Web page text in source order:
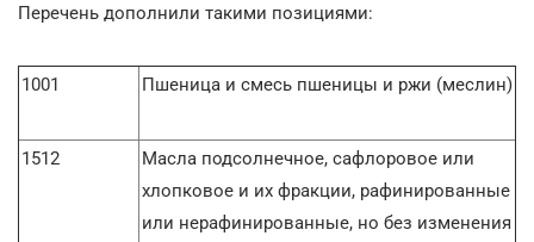
Перечень дополнили такими позициями:
1001 Пшеница и смесь пшеницы и ржи (меслин)
1512
Масла подсолнечное, сафлоровое или
хлопковое и их фракции, рафинированные
или нерафинированные, но без изменения